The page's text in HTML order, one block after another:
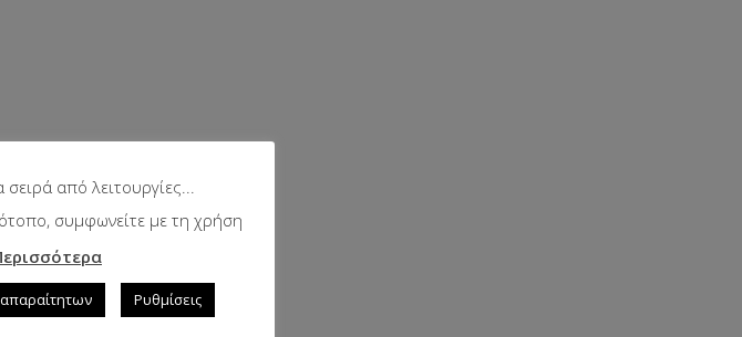
από λειτουργίες...
συμφωνείτε με τη χρήση
Ρυθμίσεις